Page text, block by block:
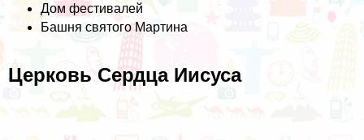
Дом фестивалей
Башня святого Мартина
Церковь Сердца Иисуса